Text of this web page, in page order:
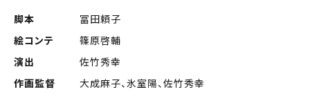
脚本
冨田頼子
絵コンテ
篠原啓輔
演出
佐竹秀幸
作画監督
大成麻子、氷室陽、佐竹秀幸